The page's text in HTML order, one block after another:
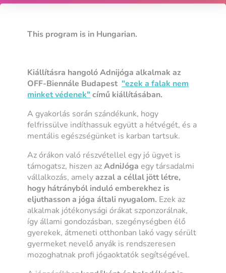
This program is in Hungarian.
Kiállításra hangoló Adnijóga alkalmak az
OFF-Biennále Budapest "ezek a falak nem
minket védenek"című kiállításában.
A gyakorlás során szándékunk, hogy
felfrissülve indíthassuk együtt a hétvégét, és a
mentális egészségünket is karban tartsuk.
Az órákon való részvétellel egy jó ügyet is
támogatsz, hiszen azAdniJóga egy társadalmi
vállalkozás, amelyazzal a céllal jött létre,
hogy hátrányból induló emberekhez is
eljuthasson a jóga általi nyugalom. Ezek az
alkalmak jótékonysági órákat szponzorálnak,
így állami gondozásban, szegénységben élő
gyerekek, átmeneti otthonban lakó vagy sérült
gyermeket nevelő anyák is rendszeresen
mozoghatnak profi jógaoktatók segítségével.